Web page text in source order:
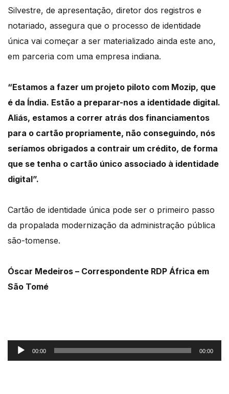
Silvestre, de apresentação, diretor dos registros e
notariado, assegura que o processo de identidade
única vai começar a ser materializado ainda este ano,
em parceria com uma empresa indiana.
“Estamos a fazer um projeto piloto com Mozip, que
é da Índia. Estão a preparar-nos a identidade digital.
Aliás, estamos a correr atrás dos financiamentos
para o cartão propriamente, não conseguindo, nós
seríamos obrigados a contrair um crédito, de forma
que se tenha o cartão único associado à identidade
digital”.
Cartão de identidade única pode ser o primeiro passo
da propalada modernização da administração pública
são-tomense.
Óscar Medeiros – Correspondente RDP África em
São Tomé
Reprodutor
de
00:00 00:00